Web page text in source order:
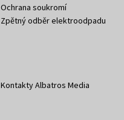
Ochrana soukromí
Zpětný odběr elektroodpadu
Kontakty Albatros Media